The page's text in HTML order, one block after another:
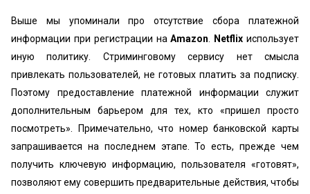
Выше мы упоминали про отсутствие сбора платежной
информации при регистрации наAmazon Netflixиспользует
иную политику. Стриминговому сервису нет смысла
привлекать пользователей, не готовых платить за подписку.
Поэтому предоставление платежной информации служит
дополнительным барьером для тех, кто «пришел просто
посмотреть». Примечательно, что номер банковской карты
запрашивается на последнем этапе. То есть, прежде чем
получить ключевую информацию, пользователя «готовят»,
позволяют ему совершить предварительные действия, чтобы